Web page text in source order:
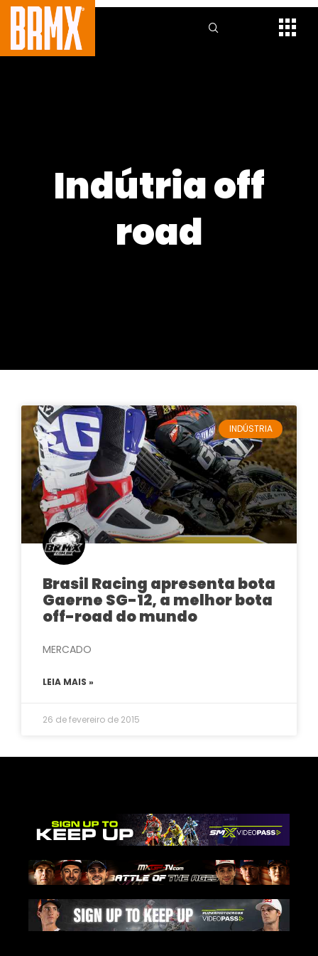
Indútria off
road
INDÚSTRIA
Brasil Racing apresenta bota
Gaerne SG-12, a melhor bota
off-road do mundo
MERCADO
LEIA MAIS »
26 de fevereiro de 2015